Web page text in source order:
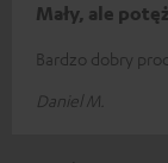
Mały, ale
Bardzo dobry
Daniel M.